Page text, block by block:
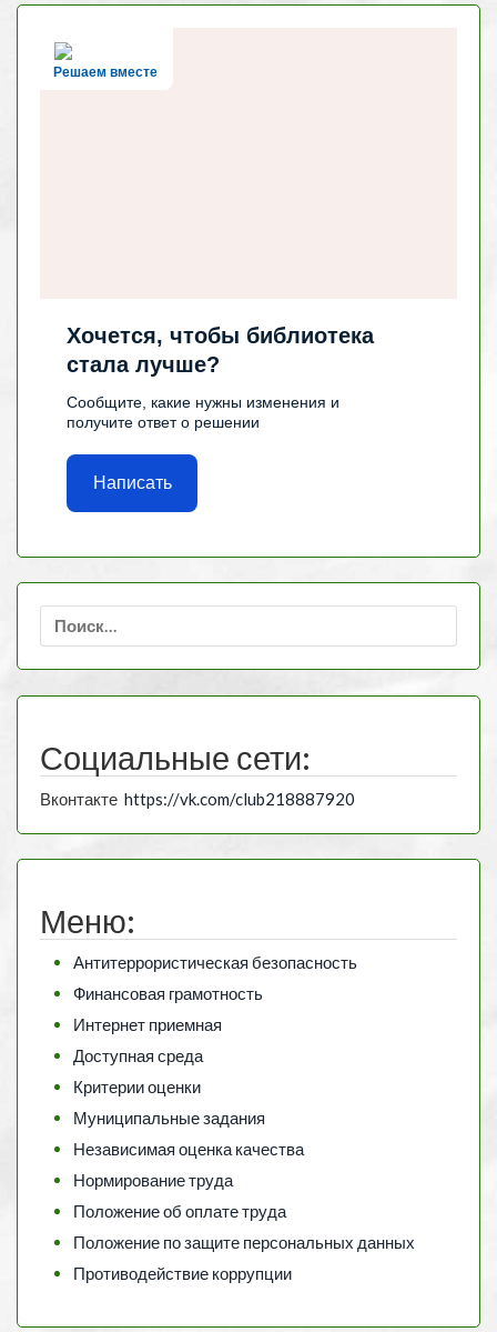
Решаем вместе
Хочется, чтобы библиотека
стала лучше?
Сообщите, какие нужны изменения и
получите ответ о решении
Написать
Найти:
Социальные сети:
Вконтакте https://vk.com/club218887920
Меню:
Антитеррористическая безопасность
Финансовая грамотность
Интернет приемная
Доступная среда
Критерии оценки
Муниципальные задания
Независимая оценка качества
Нормирование труда
Положение об оплате труда
Положение по защите персональных данных
Противодействие коррупции